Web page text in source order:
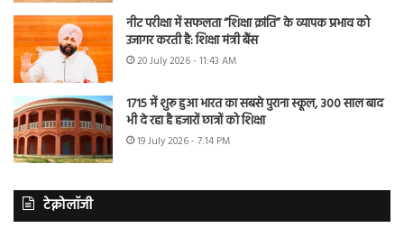
नीट परीक्षा में सफलता “शिक्षा क्रांति” के व्यापक प्रभाव को
उजागर करती है: शिक्षा मंत्री बैंस
20 July 2026 - 11:43 AM
1715 में शुरू हुआ भारत का सबसे पुराना स्कूल, 300 साल बाद
भी दे रहा है हजारों छात्रों को शिक्षा
19 July 2026 - 7:14 PM
टेक्नोलॉजी